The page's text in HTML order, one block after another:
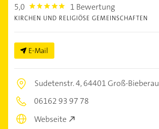
5,0 5.0 1 Bewertung
KIRCHEN UND RELIGIÖSE GEMEINSCHAFTEN
E-Mail
Sudetenstr. 4,64401 Groß-Bieberau
06162 93 97 78
Webseite